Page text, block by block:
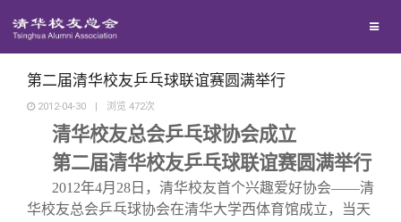
地区联络
年级联络
院系校友工作
回馈母校
捐赠项目
捐赠新闻
媒体平台
《清华校友通讯》
百年清华
第二届清华校友乒乓球联谊赛圆满举行
2012-04-30 | 浏览 472次
清华校友总会乒乓球协会成立
第二届清华校友乒乓球联谊赛圆满举行
2012年4月 28 日，清华校友首个兴趣爱好协会——清
华校友总会乒乓球协会在清华大学西体育馆成立，当天